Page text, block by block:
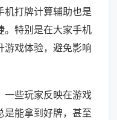
机打牌计算辅助也是
。特别是在大家手机
游戏体验，避免影响
一些玩家反映在游戏
是能拿到好牌，甚至